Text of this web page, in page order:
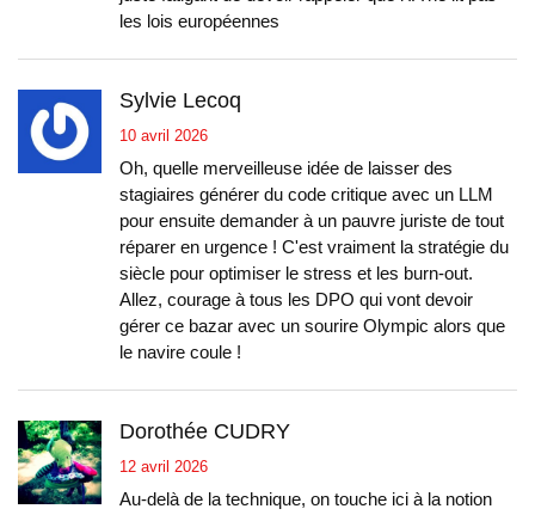
les lois européennes
Sylvie Lecoq
10 avril 2026
Oh, quelle merveilleuse idée de laisser des
stagiaires générer du code critique avec un LLM
pour ensuite demander à un pauvre juriste de tout
réparer en urgence ! C'est vraiment la stratégie du
siècle pour optimiser le stress et les burn-out.
Allez, courage à tous les DPO qui vont devoir
gérer ce bazar avec un sourire Olympic alors que
le navire coule !
Dorothée CUDRY
12 avril 2026
Au-delà de la technique, on touche ici à la notion